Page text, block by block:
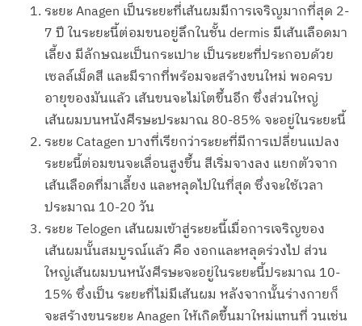
ระยะ Anagen เป็นระยะที่เส้นผมมีการเจริญมากที่สุด 2-
7 ปี ในระยะนี้ต่อมขนอยู่ลึกในชั้น dermis มีเส้นเลือดมา
เลี้ยง มีลักษณะเป็นกระเปาะ เป็นระยะที่ประกอบด้วย
เซลล์เม็ดสี และมีรากที่พร้อมจะสร้างขนใหม่ พอครบ
อายุของมันแล้ว เส้นขนจะไม่โตขึ้นอีก ซึ่งส่วนใหญ่
เส้นผมบนหนังศีรษะประมาณ 80-85% จะอยู่ในระยะนี้
ระยะ Catagen บางที่เรียกว่าระยะที่มีการเปลี่ยนแปลง
ระยะนี้ต่อมขนจะเลื่อนสูงขึ้น สีเริ่มจางลง แยกตัวจาก
เส้นเลือดที่มาเลี้ยง และหลุดไปในที่สุด ซึ่งจะใช้เวลา
ประมาณ 10-20 วัน
ระยะ Telogen เส้นผมเข้าสู่ระยะนี้เมื่อการเจริญของ
เส้นผมนั้นสมบูรณ์แล้ว คือ งอกและหลุดร่วงไป ส่วน
ใหญ่เส้นผมบนหนังศีรษะจะอยู่ในระยะนี้ประมาณ 10-
15% ซึ่งเป็น ระยะที่ไม่มีเส้นผม หลังจากนั้นร่างกายก็
จะสร้างขนระยะ Anagen ให้เกิดขึ้นมาใหม่แทนที่ วนเช่น